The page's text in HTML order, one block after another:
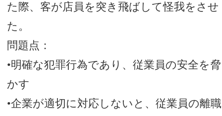
た際、客が店員を突き飛ばして怪我をさせ
た。
問題点：
•明確な犯罪行為であり、従業員の安全を脅
かす
•企業が適切に対応しないと、従業員の離職